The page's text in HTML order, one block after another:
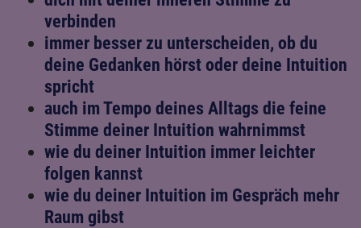
verbinden
immer besser zu unterscheiden, ob du
deine Gedanken hörst oder deine Intuition
spricht
auch im Tempo deines Alltags die feine
Stimme deiner Intuition wahrnimmst
wie du deiner Intuition immer leichter
folgen kannst
wie du deiner Intuition im Gespräch mehr
Raum gibst